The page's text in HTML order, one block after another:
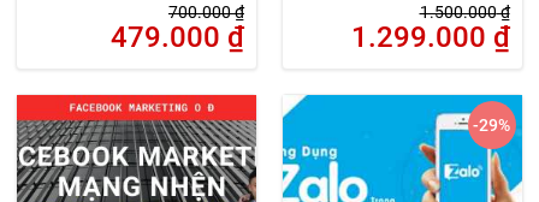
700.000₫
479.000 ₫
1.500.000₫
1.299.000 ₫
-29%